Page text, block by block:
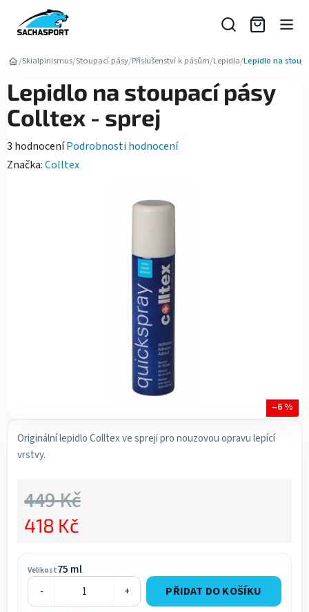
obsah
/Skialpinismus/Stoupací pásy/Příslušenství k pásům/Lepidla/Lepidlo na
Originální lepidlo Colltex ve spreji pro nouzovou opravu lepící
vrstvy.
Velikost75 ml
- +
PŘIDAT DO KOŠÍKU
449 Kč
418 Kč
Lepidlo na stoupací pásy
Colltex - sprej
Průměrné
hodnocení
3 hodnoceníPodrobnosti hodnocení
Značka:Colltex
–6 %